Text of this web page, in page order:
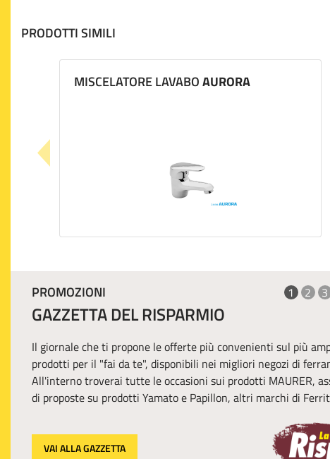
PRODOTTI SIMILI
MISCELATORE LAVABOAURORA
PROMOZIONI 1 2 3
GAZZETTA DEL RISPARMIO
Il giornale che ti propone le offerte più convenienti sul più
prodotti per il "fai da te", disponibili nei migliori negozi di
All'interno troverai tutte le occasioni sui prodotti MAURER,
di proposte su prodotti Yamato e Papillon, altri marchi di
VAI ALLA GAZZETTA